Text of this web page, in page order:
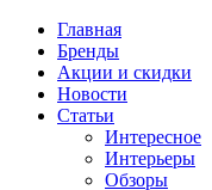
Главная
Бренды
Акции и скидки
Новости
Статьи
Интересное
Интерьеры
Обзоры